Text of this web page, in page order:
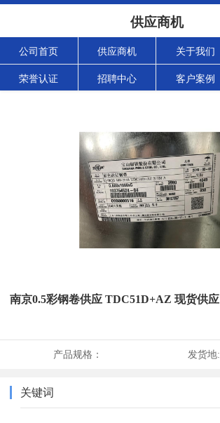
供应商机
公司首页 供应商机 关于我们
荣誉认证 招聘中心 客户案例
南京0.5彩钢卷供应 TDC51D+AZ 现货供应
产品规格： 发货地:
关键词